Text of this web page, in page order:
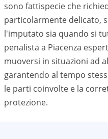
sono fattispecie che
particolarmente delicato,
l'imputato sia quando si
penalista a Piacenza
muoversi in situazioni ad
garantendo al tempo
le parti coinvolte e la
protezione.